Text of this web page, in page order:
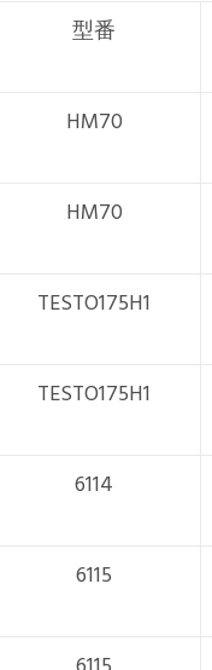
型番
HM70
HM70
TESTO175H1
TESTO175H1
6114
6115